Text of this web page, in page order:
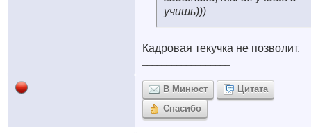
учишь)))
Кадровая текучка не позволит.
В Минюст
Цитата
Спасибо